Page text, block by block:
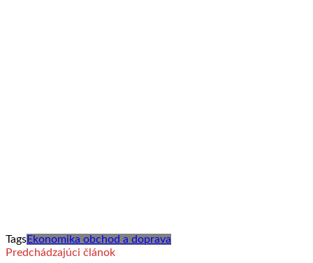
TagsEkonomika obchod a doprava
Predchádzajúci článok